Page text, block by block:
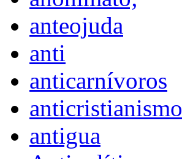
anteojuda
anti
anticarnívoros
anticristianismo
antigua